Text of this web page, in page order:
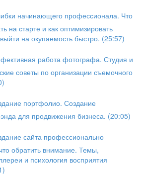
начинающего профессионала. Что
на старте и как оптимизировать
на окупаемость быстро. (25:57)
работа фотографа. Студия и
советы по организации съемочного
портфолио. Создание
для продвижения бизнеса. (20:05)
сайта профессионально
обратить внимание. Темы,
и психология восприятия